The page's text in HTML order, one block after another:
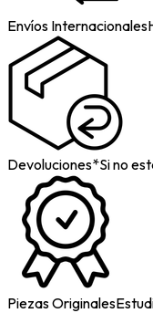
Envíos Internacionales
Devoluciones*Si no
Piezas Originales